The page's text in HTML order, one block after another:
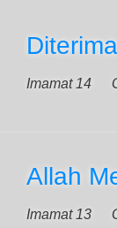
Imamat 14
Allah
Imamat 13